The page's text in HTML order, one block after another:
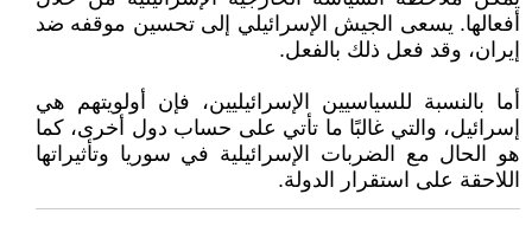
أفعالها. يسعى الجيش الإسرائيلي إلى تحسين موقفه ضد
إيران، وقد فعل ذلك بالفعل.
أما بالنسبة للسياسيين الإسرائيليين، فإن أولويتهم هي
إسرائيل، والتي غالبًا ما تأتي على حساب دول أخرى، كما
هو الحال مع الضربات الإسرائيلية في سوريا وتأثيراتها
اللاحقة على استقرار الدولة.